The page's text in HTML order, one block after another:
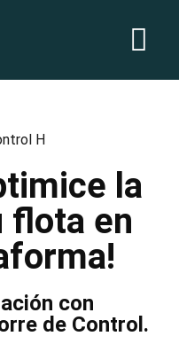
la
flota en
con
de Control.